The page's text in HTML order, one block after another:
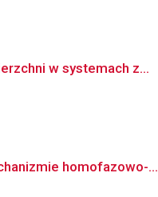
w systemach z...
homofazowo-...